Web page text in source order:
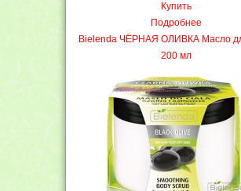
Купить
Подробнее
Bielenda ЧЁРНАЯ ОЛИВКА Mасло
200 мл